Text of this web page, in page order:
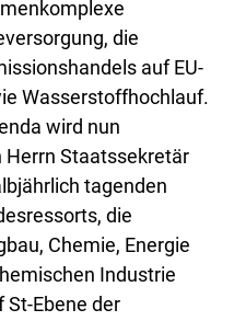
die
auf EU-
Wasserstoffhochlauf.
wird nun
Staatssekretär
tagenden
die
Chemie, Energie
Industrie
St-Ebene der